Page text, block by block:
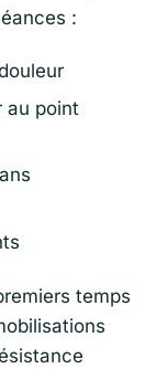
:
au point
temps